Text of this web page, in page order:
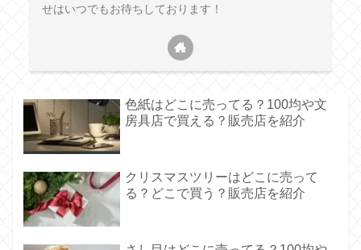
せはいつでもお待ちしております！
色紙はどこに売ってる？100均や文
房具店で買える？販売店を紹介
クリスマスツリーはどこに売って
る？どこで買う？販売店を紹介